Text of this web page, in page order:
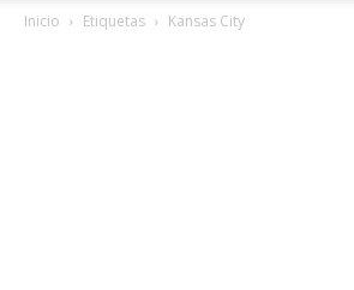
Inicio Etiquetas Kansas City